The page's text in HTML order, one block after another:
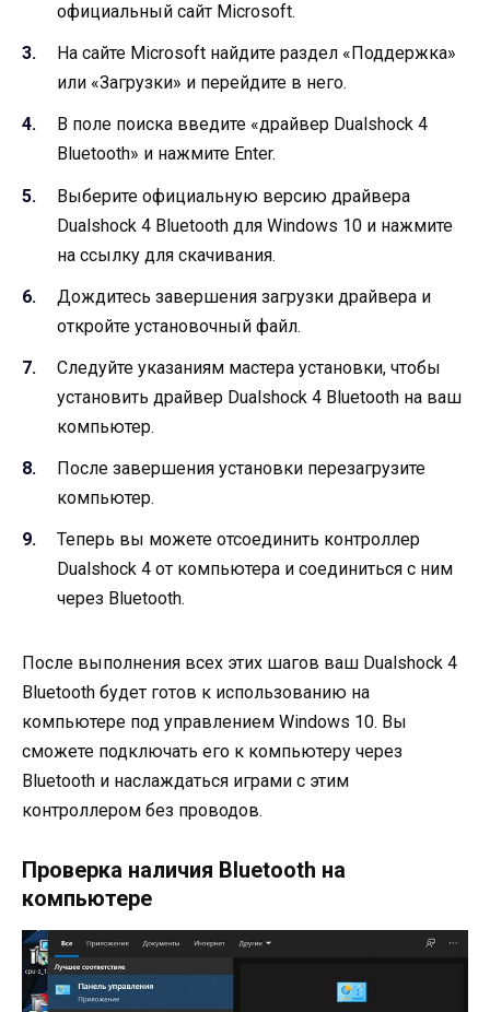
официальный сайт Microsoft.
На сайте Microsoft найдите раздел «Поддержка»
или «Загрузки» и перейдите в него.
В поле поиска введите «драйвер Dualshock 4
Bluetooth» и нажмите Enter.
Выберите официальную версию драйвера
Dualshock 4 Bluetooth для Windows 10 и нажмите
на ссылку для скачивания.
Дождитесь завершения загрузки драйвера и
откройте установочный файл.
Следуйте указаниям мастера установки, чтобы
установить драйвер Dualshock 4 Bluetooth на ваш
компьютер.
После завершения установки перезагрузите
компьютер.
Теперь вы можете отсоединить контроллер
Dualshock 4 от компьютера и соединиться с ним
через Bluetooth.
После выполнения всех этих шагов ваш Dualshock 4
Bluetooth будет готов к использованию на
компьютере под управлением Windows 10. Вы
сможете подключать его к компьютеру через
Bluetooth и наслаждаться играми с этим
контроллером без проводов.
Проверка наличия Bluetooth на
компьютере